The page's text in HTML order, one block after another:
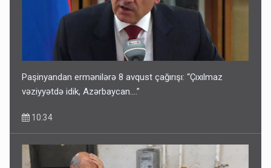
Paşinyandan ermənilərə 8 avqust çağırışı: “Çıxılmaz
vəziyyətdə idik, Azərbaycan….”
10:34